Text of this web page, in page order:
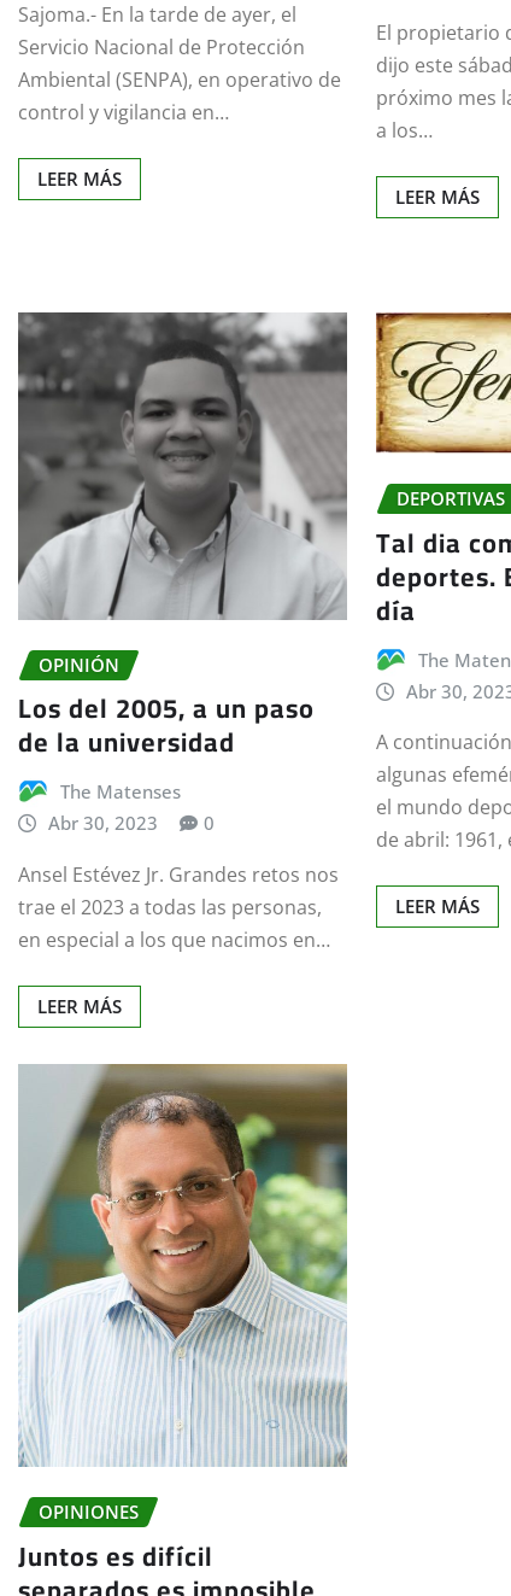
Sajoma.- En la tarde de ayer, el
Servicio Nacional de Protección
Ambiental (SENPA), en operativo de
control y vigilancia en…
LEER MÁS
El propietario
dijo este
próximo mes
a los…
LEER MÁS
OPINIÓN
Los del 2005, a un paso
de la universidad
The Matenses
Abr 30, 2023
0
Ansel Estévez Jr. Grandes retos nos
trae el 2023 a todas las personas,
en especial a los que nacimos en…
LEER MÁS
DEPORTIVAS
Tal dia
deportes.
día
The
Abr 30,
A
algunas
el mundo
de abril:
LEER MÁS
OPINIONES
Juntos es difícil